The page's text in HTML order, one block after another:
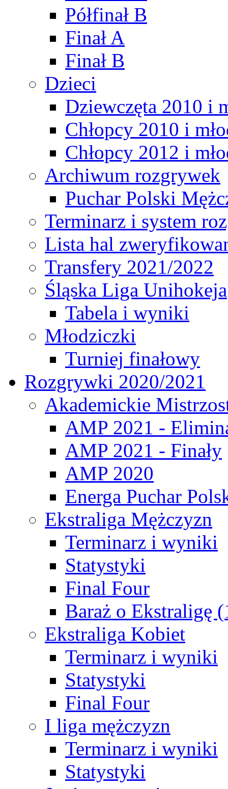
Półfinał B
Finał A
Finał B
Dzieci
Dziewczęta 2010 i
Chłopcy 2010 i
Chłopcy 2012 i
Archiwum rozgrywek
Puchar Polski
Terminarz i system
Lista hal
Transfery 2021/2022
Śląska Liga Unihokeja
Tabela i wyniki
Młodziczki
Turniej finałowy
Rozgrywki 2020/2021
Akademickie
AMP 2021 -
AMP 2021 - Finały
AMP 2020
Energa Puchar
Ekstraliga Mężczyzn
Terminarz i wyniki
Statystyki
Final Four
Baraż o Ekstraligę
Ekstraliga Kobiet
Terminarz i wyniki
Statystyki
Final Four
I liga mężczyzn
Terminarz i wyniki
Statystyki